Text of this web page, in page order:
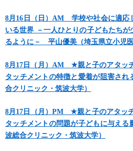
8月16日（日）AM 学校や社会に適応
いる世界 －一人ひとりの子どもたち
るように－ 平山優美（埼玉県立小児医
8月17日（月）AM ★親と子のアタッ
タッチメントの特徴と愛着が阻害さ
合クリニック・筑波大学）
8月17日（月）PM ★親と子のアタッ
タッチメントの問題が子どもに与え
波総合クリニック・筑波大学）